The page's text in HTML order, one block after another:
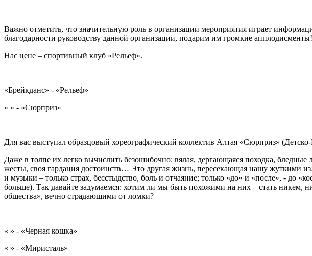
Важно отметить, что значительную роль в организации мероприятия играет
благодарности руководству данной организации, подарим им громкие апплодисменты!
Нас цене – спортивный клуб «Рельеф».
«Брейкданс» - «Рельеф»
« » - «Сюрприз»
Для вас выступал образцовый хореографический коллектив Алтая «Сюрприз»
Даже в толпе их легко вычислить безошибочно: вялая, дергающаяся походка,
жесты, своя гардация достоинств… Это другая жизнь, пересекающая нашу жуткими
и музыки – только страх, бесстыдство, боль и отчаяние; только «до» и «после», - до
больше). Так давайте задумаемся: хотим ли мы быть похожими на них – стать
общества», вечно страдающими от ломки?
« » - «Черная кошка»
« » - «Миристаль»